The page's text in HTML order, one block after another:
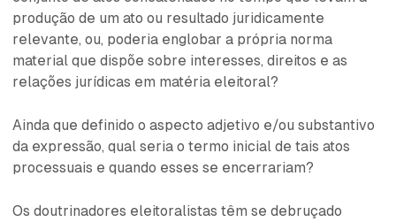
produção de um ato ou resultado juridicamente
relevante, ou, poderia englobar a própria norma
material que dispõe sobre interesses, direitos e as
relações jurídicas em matéria eleitoral?
Ainda que definido o aspecto adjetivo e/ou substantivo
da expressão, qual seria o termo inicial de tais atos
processuais e quando esses se encerrariam?
Os doutrinadores eleitoralistas têm se debruçado